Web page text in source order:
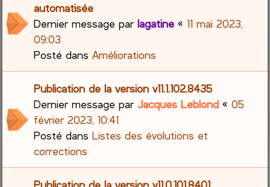
automatisée
Dernier message parlagatine « 11 mai 2023,
09:03
Posté dansAméliorations
Publication de la version v11.1.102.8435
Dernier message parJacques Leblond «05
février 2023, 10:41
Posté dansListes des évolutions et
corrections